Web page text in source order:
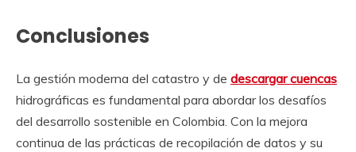
Conclusiones
La gestión moderna del catastro y de descargar cuencas
hidrográficas es fundamental para abordar los desafíos
del desarrollo sostenible en Colombia. Con la mejora
continua de las prácticas de recopilación de datos y su